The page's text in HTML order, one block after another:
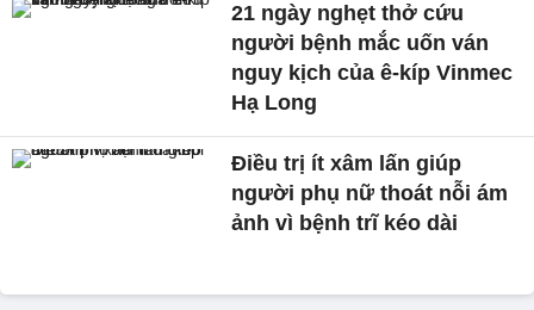
21 ngày nghẹt thở cứu
người bệnh mắc uốn ván
nguy kịch của ê-kíp Vinmec
Hạ Long
Điều trị ít xâm lấn giúp
người phụ nữ thoát nỗi ám
ảnh vì bệnh trĩ kéo dài